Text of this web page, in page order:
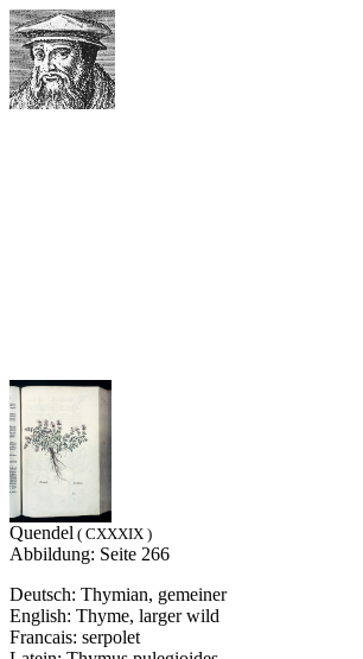
Quendel ( CXXXIX )
Abbildung: Seite 266
Deutsch: Thymian, gemeiner
English: Thyme, larger wild
Francais: serpolet